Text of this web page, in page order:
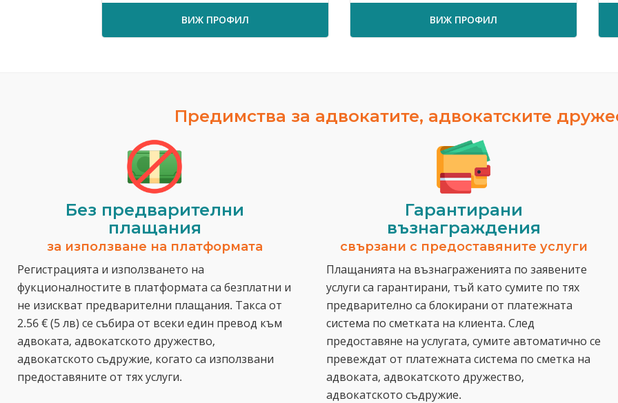
ВИЖ ПРОФИЛ ВИЖ ПРОФИЛ
Предимства за адвокатите, адвокатските
Без предварителни
плащания
за използване на платформата
Регистрацията и използването на
фукционалностите в платформата са безплатни и
не изискват предварителни плащания. Такса от
2.56 € (5 лв) се събира от всеки един превод към
адвоката, адвокатското дружество,
адвокатското съдружие, когато са използвани
предоставяните от тях услуги.
Гарантирани
възнаграждения
свързани с предоставяните услуги
Плащанията на възнаграженията по заявените
услуги са гарантирани, тъй като сумите по тях
предварително са блокирани от платежната
система по сметката на клиента. След
предоставяне на услугата, сумите автоматично се
превеждат от платежната система по сметка на
адвоката, адвокатското дружество,
адвокатското съдружие.